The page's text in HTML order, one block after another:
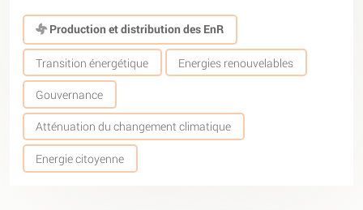
Production et distribution des EnR
Transition énergétique Energies renouvelables
Gouvernance
Atténuation du changement climatique
Energie citoyenne